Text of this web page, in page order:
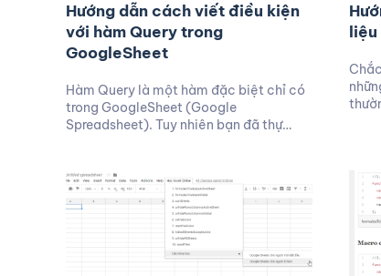
Hướng dẫn cách viết điều kiện
với hàm Query trong
GoogleSheet
Hàm Query là một hàm đặc biệt chỉ có
trong GoogleSheet (Google
Spreadsheet). Tuy nhiên bạn đã thự…
liệu